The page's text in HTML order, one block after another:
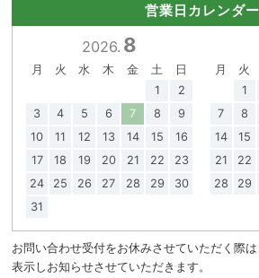
営業日カレンダー
2026. 8
月 火 水 木 金 土
日
1
2
3
4 5 6 7 8
9
10
11 12 13 14 15
16
17
18 19 20 21 22
23
24
25 26 27 28 29
30
31
月 火
1
7
8
14
15
21
22
28
29
お問い合わせ受付をお休みさせていただく際
表示しお知らせさせていただきます。